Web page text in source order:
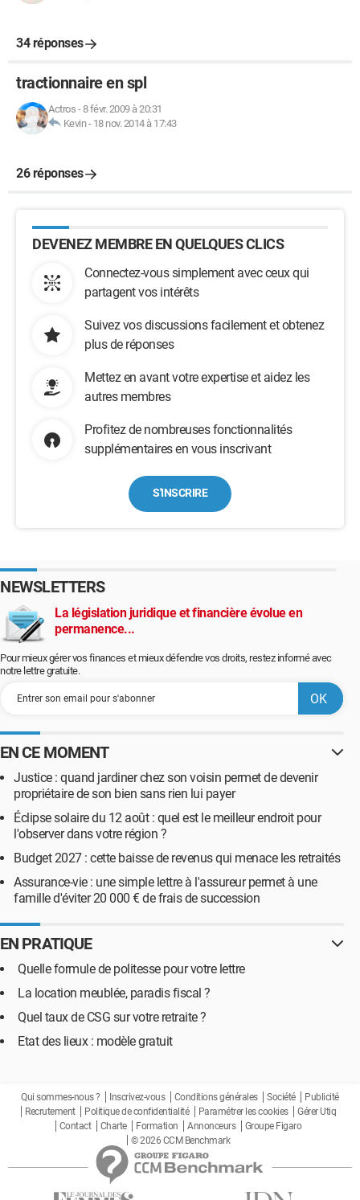
34 réponses
tractionnaire en spl
Actros -8 févr. 2009 à 20:31
Kevin- 18 nov. 2014 à 17:43
26 réponses
DEVENEZ MEMBRE EN QUELQUES CLICS
Connectez-vous simplement avec ceux qui
partagent vos intérêts
Suivez vos discussions facilement et obtenez
plus de réponses
Mettez en avant votre expertise et aidez les
autres membres
Profitez de nombreuses fonctionnalités
supplémentaires en vous inscrivant
S'INSCRIRE
NEWSLETTERS
La législation juridique et financière évolue en
permanence...
Pour mieux gérer vos finances et mieux défendre vos droits, restez informé avec
notre lettre gratuite.
EN CE MOMENT
Justice : quand jardiner chez son voisin permet de devenir
propriétaire de son bien sans rien lui payer
Éclipse solaire du 12 août : quel est le meilleur endroit pour
l'observer dans votre région ?
Budget 2027 : cette baisse de revenus qui menace les retraités
Assurance-vie : une simple lettre à l'assureur permet à une
famille d'éviter 20 000 € de frais de succession
EN PRATIQUE
Quelle formule de politesse pour votre lettre
La location meublée, paradis fiscal ?
Quel taux de CSG sur votre retraite ?
Etat des lieux : modèle gratuit
Qui sommes-nous ? Inscrivez-vous Conditions générales Société
Publicité
Recrutement
Politique de confidentialité Paramétrer les cookies
Gérer Utiq
Contact
Charte Formation Annonceurs
Groupe Figaro
© 2026 CCM Benchmark